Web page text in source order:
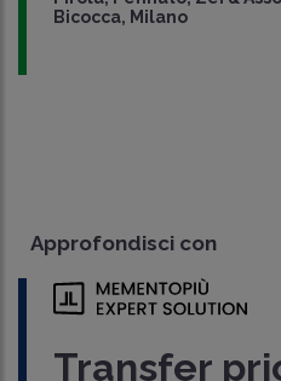
Bicocca, Milano
Approfondisci con
Transfer